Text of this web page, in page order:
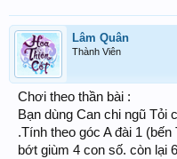
Lâm Quân
Thành Viên
Chơi theo thần bài :
Bạn dùng Can chi ngũ Tỏi
.Tính theo góc A đài 1
bớt giùm 4 con số. còn lại